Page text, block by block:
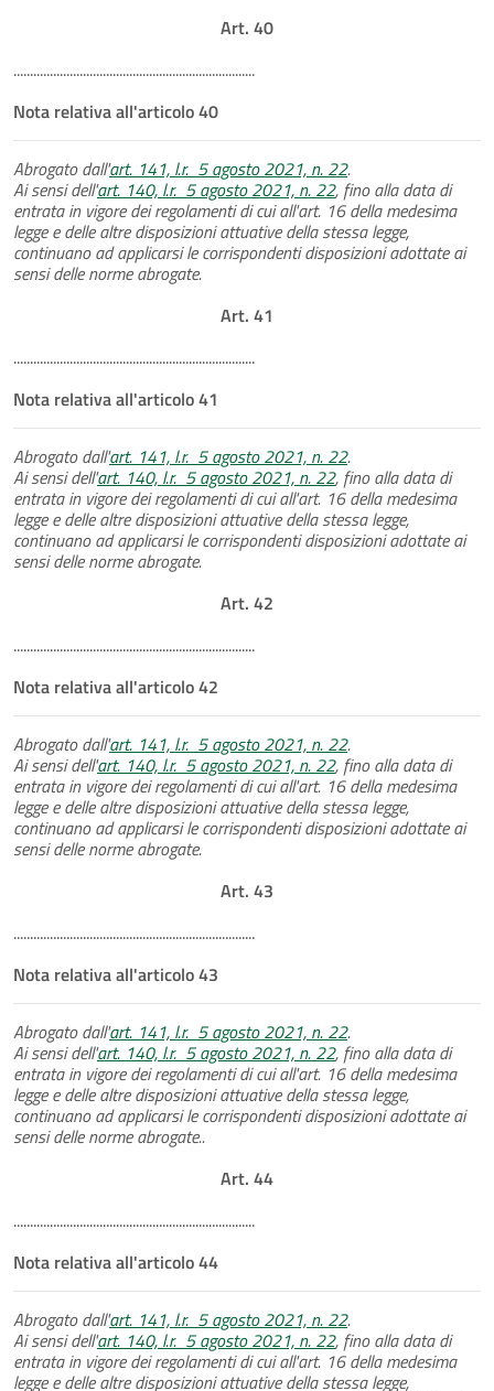
Art. 40
.........................................................................
Nota relativa all'articolo 40
Abrogato dall'art. 141, l.r. 5 agosto 2021, n. 22.
Ai sensi dell'art. 140, l.r. 5 agosto 2021, n. 22, fino alla data di
entrata in vigore dei regolamenti di cui all'art. 16 della medesima
legge e delle altre disposizioni attuative della stessa legge,
continuano ad applicarsi le corrispondenti disposizioni adottate ai
sensi delle norme abrogate.
Art. 41
.........................................................................
Nota relativa all'articolo 41
Abrogato dall'art. 141, l.r. 5 agosto 2021, n. 22.
Ai sensi dell'art. 140, l.r. 5 agosto 2021, n. 22, fino alla data di
entrata in vigore dei regolamenti di cui all'art. 16 della medesima
legge e delle altre disposizioni attuative della stessa legge,
continuano ad applicarsi le corrispondenti disposizioni adottate ai
sensi delle norme abrogate.
Art. 42
.........................................................................
Nota relativa all'articolo 42
Abrogato dall'art. 141, l.r. 5 agosto 2021, n. 22.
Ai sensi dell'art. 140, l.r. 5 agosto 2021, n. 22, fino alla data di
entrata in vigore dei regolamenti di cui all'art. 16 della medesima
legge e delle altre disposizioni attuative della stessa legge,
continuano ad applicarsi le corrispondenti disposizioni adottate ai
sensi delle norme abrogate.
Art. 43
.........................................................................
Nota relativa all'articolo 43
Abrogato dall'art. 141, l.r. 5 agosto 2021, n. 22.
Ai sensi dell'art. 140, l.r. 5 agosto 2021, n. 22, fino alla data di
entrata in vigore dei regolamenti di cui all'art. 16 della medesima
legge e delle altre disposizioni attuative della stessa legge,
continuano ad applicarsi le corrispondenti disposizioni adottate ai
sensi delle norme abrogate..
Art. 44
.........................................................................
Nota relativa all'articolo 44
Abrogato dall'art. 141, l.r. 5 agosto 2021, n. 22.
Ai sensi dell'art. 140, l.r. 5 agosto 2021, n. 22, fino alla data di
entrata in vigore dei regolamenti di cui all'art. 16 della medesima
legge e delle altre disposizioni attuative della stessa legge,